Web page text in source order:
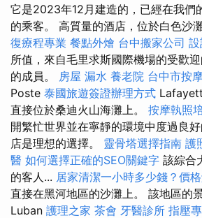
它是2023年12月建造的，已經在我們
的乘客。 高質量的酒店，位於白色沙
復療程專業 餐點外燴 台中搬家公司
所值，來自毛里求斯國際機場的受歡
的成員。 房屋 漏水 養老院 台中市按
Poste 泰國旅遊簽證辦理方式
直接位於桑迪火山海灘上。 按摩執照
開繁忙世界並在寧靜的環境中度過良
店是理想的選擇。 靈骨塔選擇指南 護
醫 如何選擇正確的SEO關鍵字 該綜合
的客人... 居家清潔一小時多少錢？價
直接在黑河地區的沙灘上。 該地區的
Luban 護理之家 茶會 牙醫診所 指壓